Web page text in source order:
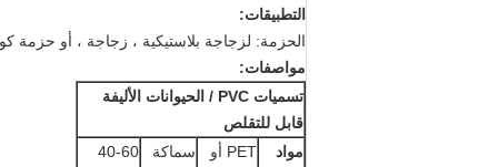
التطبيقات:
الحزمة: لزجاجة بلاستيكية ، زجاجة ، أو حزمة
مواصفات:
تسميات PVC / الحيوانات الأليفة
قابل للتقلص
مواد
PET أو سماكة 40-60